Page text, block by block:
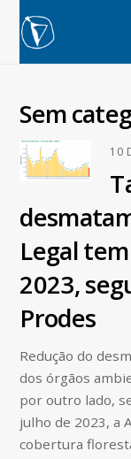
Sem
10
Legal
2023,
Prodes
Redução do
dos órgãos
por outro lado,
julho de 2023, a
cobertura